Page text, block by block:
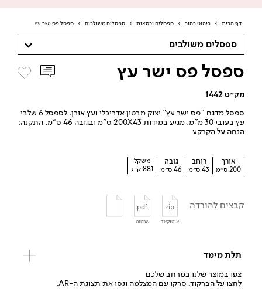
דף הבית > ריהוט רחוב > ספסלים וכסאות > ספסלים משולבים > ספסל פס ישר עץ
ספסלים משולבים
ספסל פס ישר עץ
מק״ט 1442
ספסל מדגם “פס ישר עץ” יצוק מבטון אדריכלי ועץ אורן. לספסל 6 שלבי
עץ בעובי 30 מ”מ. מגיע במידות 200X43 ס”מ ובגובה 46 ס”מ. התקנה:
הנחה על הקרקע
אורך
200 ס״מ
רוחב
43 ס״מ
גובה
46 ס״מ
משקל
881 ק״ג
קבצים להורדה zip
אוטוקאד
pdf
שרטוט
תלת מימד
צפו במוצר שלנו במרחב שלכם
לחצו על הברקוד, סרקו עם המצלמה ונסו את תצוגת ה-AR.